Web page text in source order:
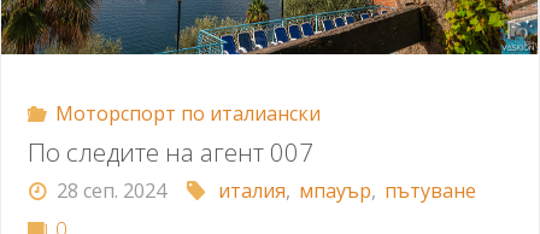
Моторспорт по италиански
По следите на агент 007
28 сеп. 2024 италия, мпауър, пътуване